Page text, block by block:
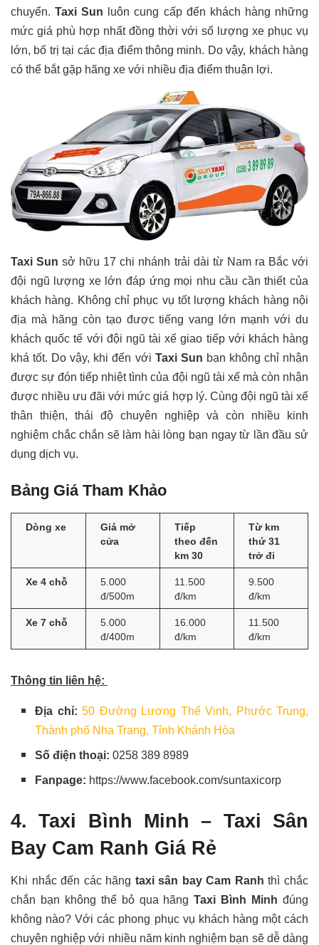
chuyển. Taxi Sun luôn cung cấp đến khách hàng những
mức giá phù hợp nhất đồng thời với số lượng xe phục vụ
lớn, bố trị tại các địa điểm thông minh. Do vậy, khách hàng
có thể bắt gặp hãng xe với nhiều địa điểm thuận lợi.
Taxi Sun sở hữu 17 chi nhánh trải dài từ Nam ra Bắc với
đội ngũ lượng xe lớn đáp ứng mọi nhu cầu cần thiết của
khách hàng. Không chỉ phục vụ tốt lượng khách hàng nội
địa mà hãng còn tạo được tiếng vang lớn mạnh với du
khách quốc tế với đội ngũ tài xế giao tiếp với khách hàng
khá tốt. Do vậy, khi đến với Taxi Sun bạn không chỉ nhận
được sự đón tiếp nhiệt tình của đội ngũ tài xế mà còn nhận
được nhiều ưu đãi với mức giá hợp lý. Cùng đội ngũ tài xế
thân thiện, thái độ chuyên nghiệp và còn nhiều kinh
nghiệm chắc chắn sẽ làm hài lòng bạn ngay từ lần đầu sử
dụng dịch vụ.
Bảng Giá Tham Khảo
Dòng xe
Giá mở
cửa
Tiếp
theo đến
km 30
Từ km
thứ 31
trở đi
Xe 4 chỗ
5.000
đ/500m
11.500
đ/km
9.500
đ/km
Xe 7 chỗ
5.000
đ/400m
16.000
đ/km
11.500
đ/km
Thông tin liên hệ:
Địa chỉ: 50 Đường Lương Thế Vinh, Phước Trung,
Thành phố Nha Trang, Tỉnh Khánh Hòa
Số điện thoại:0258 389 8989
Fanpage: https://www.facebook.com/suntaxicorp
4. Taxi Bình Minh – Taxi Sân
Bay Cam Ranh Giá Rẻ
Khi nhắc đến các hãng taxi sân bay Cam Ranh thì chắc
chắn bạn không thể bỏ qua hãngTaxi Bình Minh đúng
không nào? Với các phong phục vụ khách hàng một cách
chuyên nghiệp với nhiều năm kinh nghiệm bạn sẽ dễ dàng